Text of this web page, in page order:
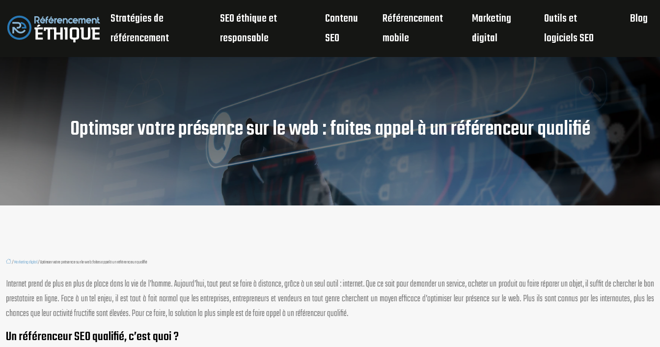
Stratégies de
référencement
SEO éthique et
responsable
Contenu
SEO
Référencement
mobile
Marketing
digital
Outils et
logiciels SEO
Blog
Optimser votre présence sur le web : faites appel à un référenceur qualifié
/Marketing digital/ Optimser votre présence sur le web : faites appel à un référenceur qualifié
Internet prend de plus en plus de place dans la vie de l’homme. Aujourd’hui, tout peut se faire à distance, grâce à un seul outil : internet. Que ce soit pour demander un service, acheter un produit ou faire réparer un objet, il suffit de chercher le bon
prestataire en ligne. Face à un tel enjeu, il est tout à fait normal que les entreprises, entrepreneurs et vendeurs en tout genre cherchent un moyen efficace d’optimiser leur présence sur le web. Plus ils sont connus par les internautes, plus les
chances que leur activité fructifie sont élevées. Pour ce faire, la solution la plus simple est de faire appel à un référenceur qualifié.
Un référenceur SEO qualifié, c’est quoi ?